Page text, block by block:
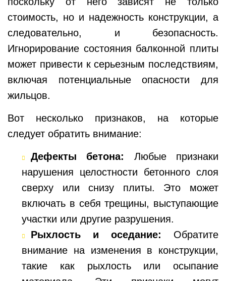
стоимость, но и надежность конструкции, а
следовательно, и безопасность.
Игнорирование состояния балконной плиты
может привести к серьезным последствиям,
включая потенциальные опасности для
жильцов.
Вот несколько признаков, на которые
следует обратить внимание:
Дефекты бетона:
Любые признаки
нарушения целостности бетонного слоя
сверху или снизу плиты. Это может
включать в себя трещины, выступающие
участки или другие разрушения.
Рыхлость и оседание: Обратите
внимание на изменения в конструкции,
такие как рыхлость или осыпание